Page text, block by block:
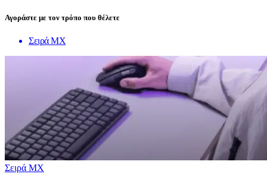
Αγοράστε με τον τρόπο που θέλετε
Σειρά MX
Σειρά MX